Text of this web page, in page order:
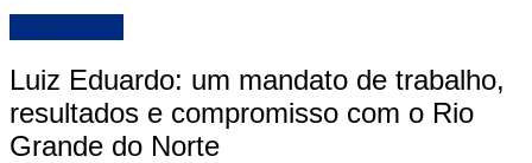
Luiz Eduardo: um mandato de trabalho,
resultados e compromisso com o Rio
Grande do Norte